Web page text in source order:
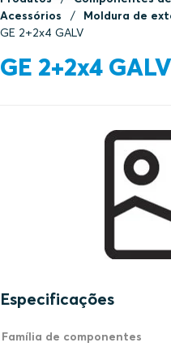
Acessórios
Moldura de
GE 2+2x4 GALV
GE 2+2x4 GALV
Especificações
Família de componentes